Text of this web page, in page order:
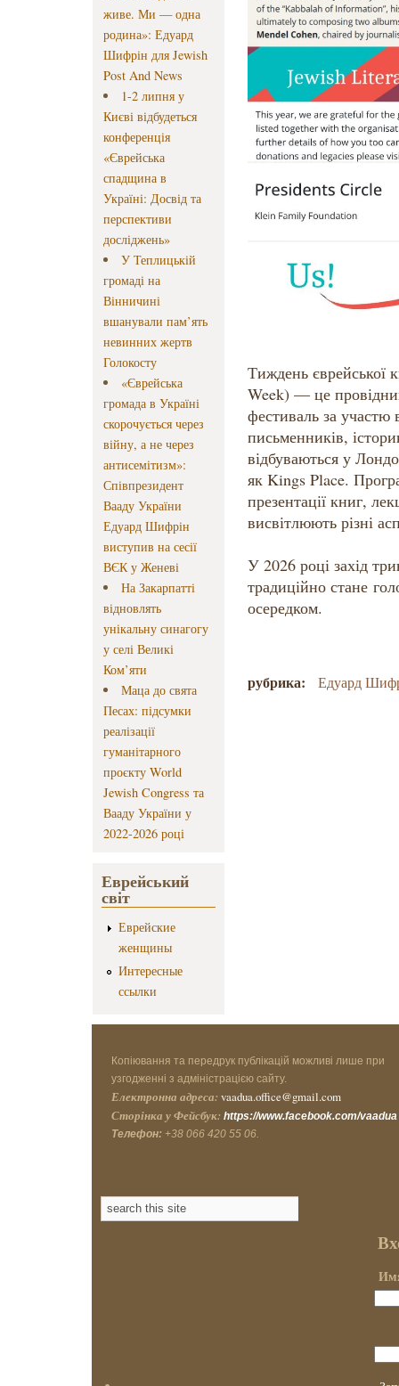
живе. Ми — одна
родина»: Едуард
Шифрін для Jewish
Post And News
1-2 липня у
Києві відбудеться
конференція
«Єврейська
спадщина в
Україні: Досвід та
перспективи
досліджень»
У Теплицькій
громаді на
Вінничині
вшанували пам’ять
невинних жертв
Голокосту
«Єврейська
громада в Україні
скорочується через
війну, а не через
антисемітизм»:
Співпрезидент
Вааду України
Едуард Шифрін
виступив на сесії
ВЄК у Женеві
На Закарпатті
відновлять
унікальну синагогу
у селі Великі
Ком’яти
Маца до свята
Песах: підсумки
реалізації
гуманітарного
проєкту World
Jewish Congress та
Вааду України у
2022-2026 році
Еврейський
світ
Еврейские
женщины
Интересные
ссылки
Тиждень єврейської
Week) — це
фестиваль за участю
письменників,
відбуваються у
як Kings Place.
презентації книг,
висвітлюють різні
У 2026 році захід
традиційно стане
осередком.
рубрика: Едуард
Копіювання та передрук публікацій можливі лише при
узгодженні з адміністрацією сайту.
Електронна адреса: vaadua.office@gmail.com
Сторінка у Фейсбук: https://www.facebook.com/vaadua
Телефон: +38 066 420 55 06.